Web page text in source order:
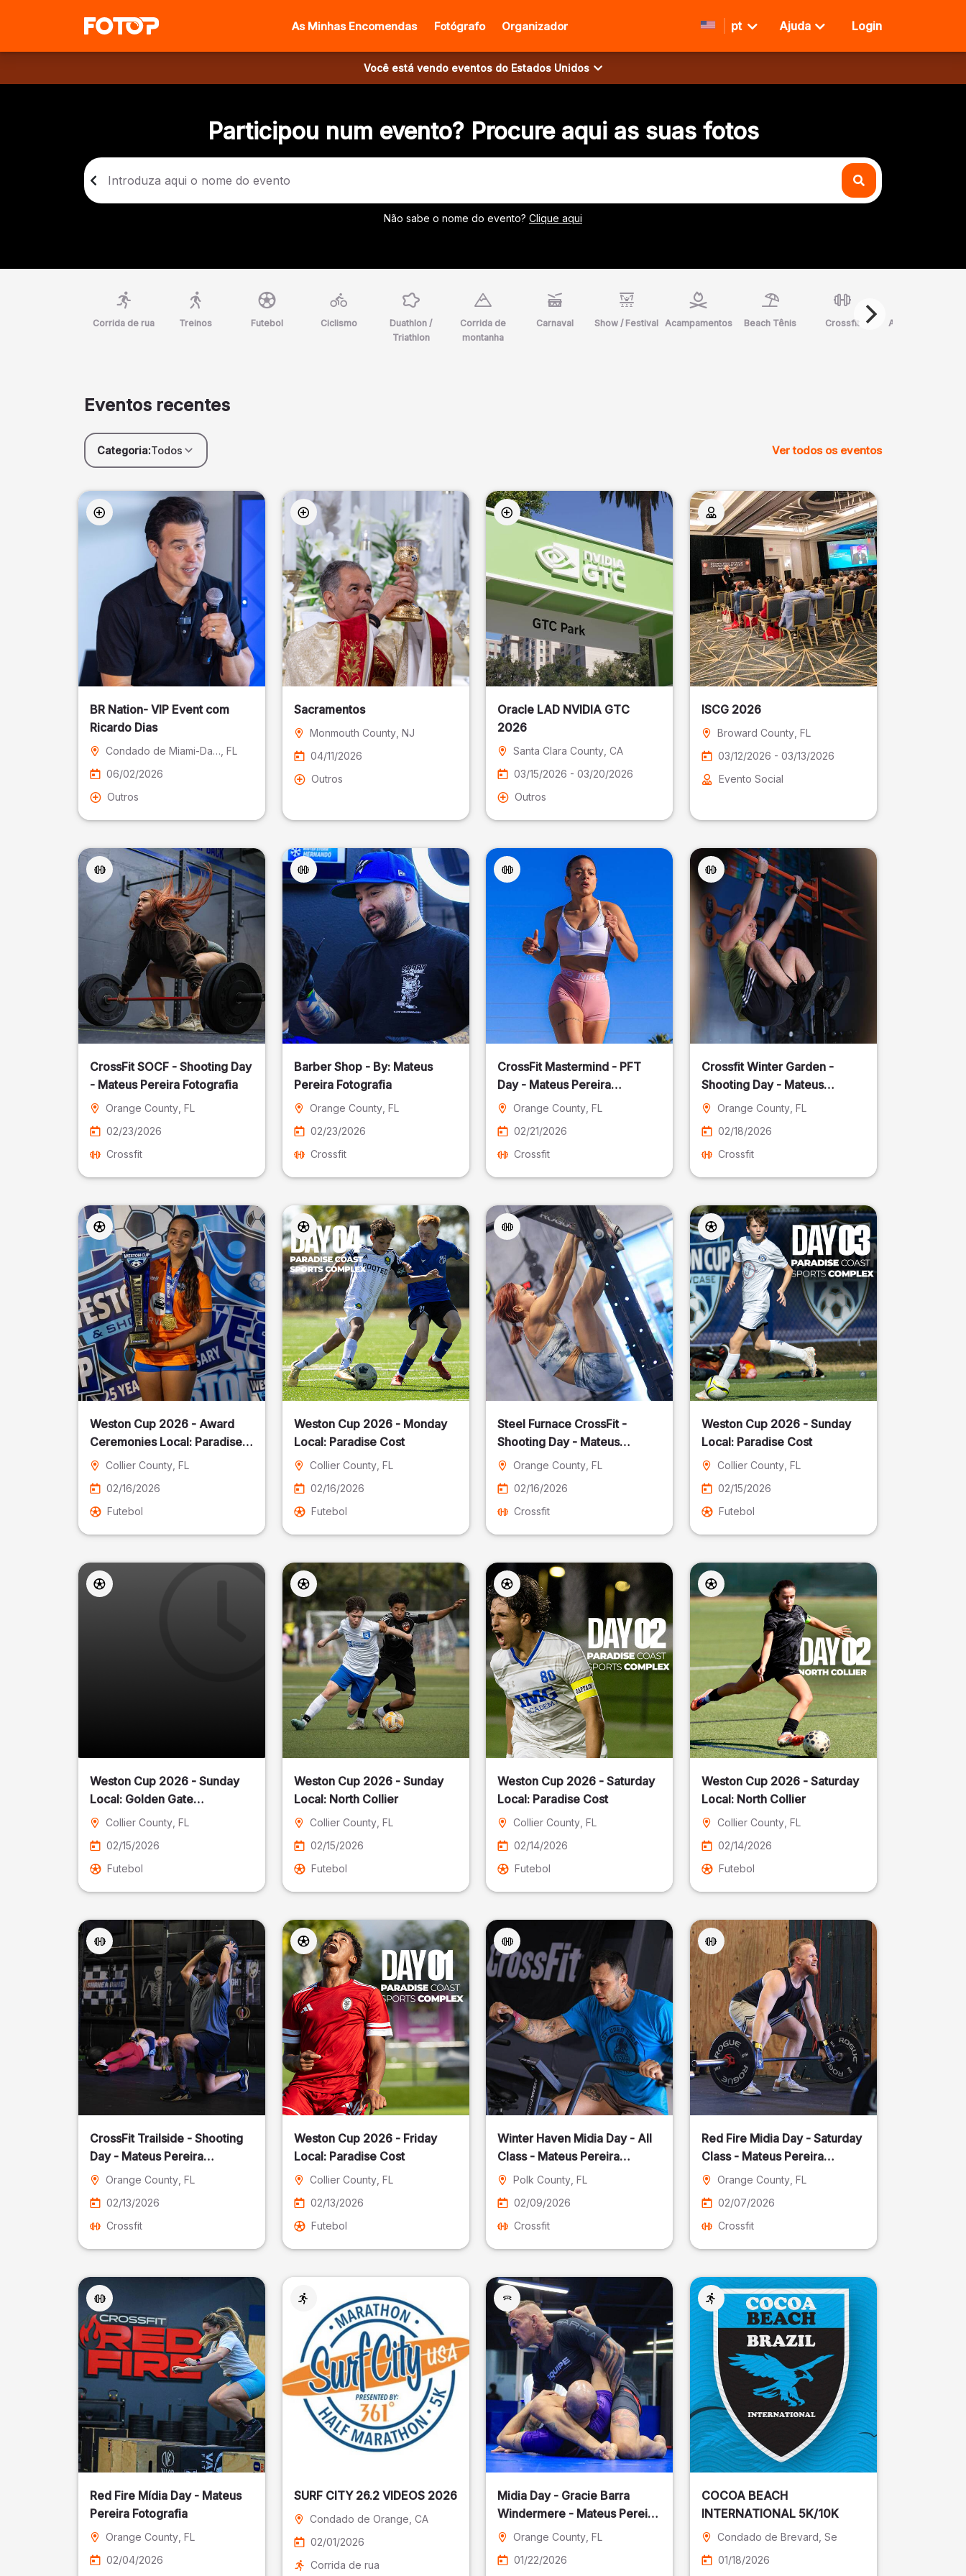
As Minhas Encomendas Fotógrafo Organizador pt Ajuda Login
Você está vendo eventos do Estados Unidos
Participou num evento? Procure aqui as suas fotos
Não sabe o nome do evento? Clique aqui
Corrida de rua Treinos Futebol Ciclismo
Duathlon /
Triathlon
Corrida de
montanha
Carnaval Show / Festival Acampamentos Beach Tênis Crossfit Arte Marcial
Eventos recentes
Categoria:Todos Ver todos os eventos
BR Nation- VIP Event com
Ricardo Dias
Condado de Miami-Dade , FL
06/02/2026
Outros
Sacramentos
Monmouth County, NJ
04/11/2026
Outros
Oracle LAD NVIDIA GTC
2026
Santa Clara County , CA
03/15/2026 - 03/20/2026
Outros
ISCG 2026
Broward County, FL
03/12/2026 - 03/13/2026
Evento Social
CrossFit SOCF - Shooting Day
- Mateus Pereira Fotografia
Orange County , FL
02/23/2026
Crossfit
Barber Shop - By: Mateus
Pereira Fotografia
Orange County, FL
02/23/2026
Crossfit
CrossFit Mastermind - PFT
Day - Mateus Pereira
Fotografia
Orange County , FL
02/21/2026
Crossfit
Crossfit Winter Garden -
Shooting Day - Mateus
Pereira Fotografia
Orange County, FL
02/18/2026
Crossfit
Weston Cup 2026 - Award
Ceremonies Local: Paradise
CostCollier County , FL
02/16/2026
Futebol
Weston Cup 2026 - Monday
Local: Paradise Cost
Collier County, FL
02/16/2026
Futebol
Steel Furnace CrossFit -
Shooting Day - Mateus
Pereira Fotografia
Orange County , FL
02/16/2026
Crossfit
Weston Cup 2026 - Sunday
Local: Paradise Cost
Collier County, FL
02/15/2026
Futebol
Weston Cup 2026 - Sunday
Local: Golden Gate
Community Park
Collier County , FL
02/15/2026
Futebol
Weston Cup 2026 - Sunday
Local: North Collier
Collier County, FL
02/15/2026
Futebol
Weston Cup 2026 - Saturday
Local: Paradise Cost
Collier County , FL
02/14/2026
Futebol
Weston Cup 2026 - Saturday
Local: North Collier
Collier County, FL
02/14/2026
Futebol
CrossFit Trailside - Shooting
Day - Mateus Pereira
Fotografia
Orange County , FL
02/13/2026
Crossfit
Weston Cup 2026 - Friday
Local: Paradise Cost
Collier County, FL
02/13/2026
Futebol
Winter Haven Midia Day - All
Class - Mateus Pereira
Fotografia
Polk County , FL
02/09/2026
Crossfit
Red Fire Midia Day - Saturday
Class - Mateus Pereira
Fotografia
Orange County, FL
02/07/2026
Crossfit
Red Fire Mídia Day - Mateus
Pereira Fotografia
Orange County , FL
02/04/2026
SURF CITY 26.2 VIDEOS 2026
Condado de Orange , CA
02/01/2026
Corrida de rua
Midia Day - Gracie Barra
Windermere - Mateus Pereira
Fotografia
Orange County , FL
01/22/2026
COCOA BEACH
INTERNATIONAL 5K/10K
Condado de Brevard , Se
01/18/2026